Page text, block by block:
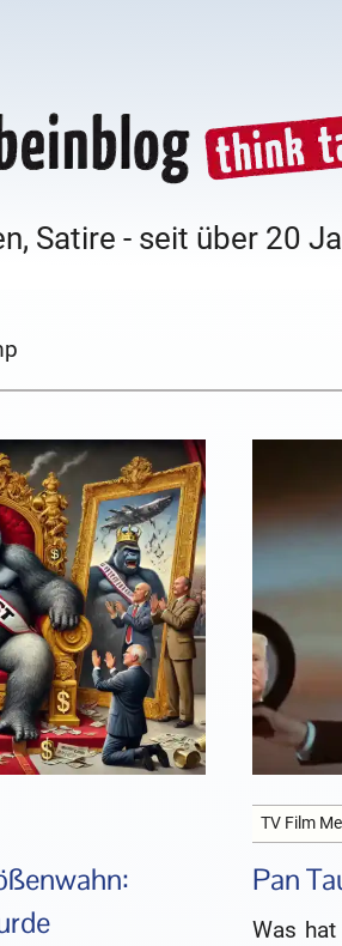
Satire - seit über 20
TV Film
Pan
Was